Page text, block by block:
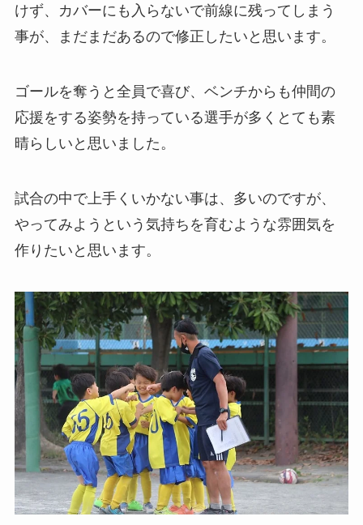
けず、カバーにも入らないで前線に残ってしまう
事が、まだまだあるので修正したいと思います。
ゴールを奪うと全員で喜び、ベンチからも仲間の
応援をする姿勢を持っている選手が多くとても素
晴らしいと思いました。
試合の中で上手くいかない事は、多いのですが、
やってみようという気持ちを育むような雰囲気を
作りたいと思います。